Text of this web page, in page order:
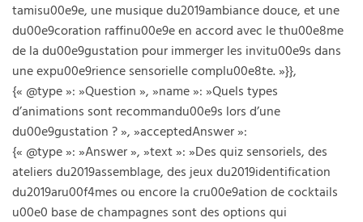
tamisu00e9e, une musique du2019ambiance douce, et une
du00e9coration raffinu00e9e en accord avec le thu00e8me
de la du00e9gustation pour immerger les invitu00e9s dans
une expu00e9rience sensorielle complu00e8te. »}},
{« @type »: »Question », »name »: »Quels types
d’animations sont recommandu00e9s lors d’une
du00e9gustation ? », »acceptedAnswer »:
{« @type »: »Answer », »text »: »Des quiz sensoriels, des
ateliers du2019assemblage, des jeux du2019identification
du2019aru00f4mes ou encore la cru00e9ation de cocktails
u00e0 base de champagnes sont des options qui